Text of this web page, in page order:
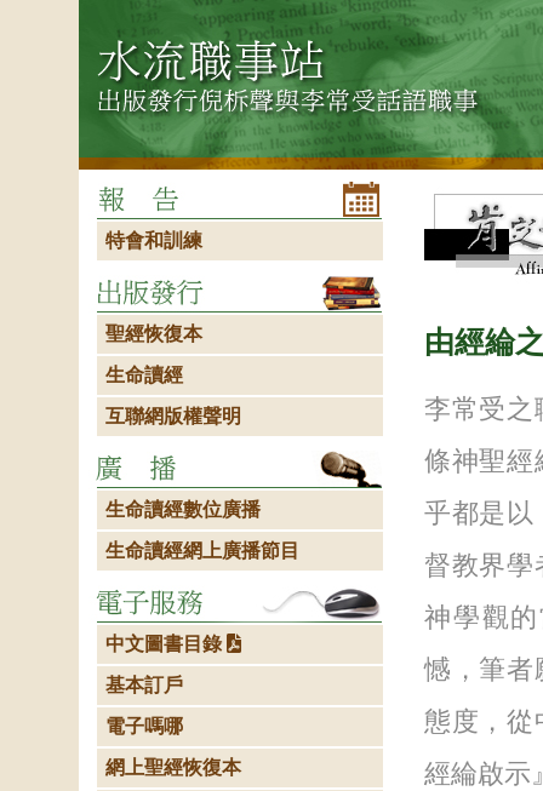
由經綸
李常受之
條神聖經
乎都是以
督教界學
神學觀
憾，筆者
態度，從
經綸啟示
特會和訓練
聖經恢復本
生命讀經
互聯網版權聲明
生命讀經數位廣播
生命讀經網上廣播節目
中文圖書目錄
基本訂戶
電子嗎哪
網上聖經恢復本